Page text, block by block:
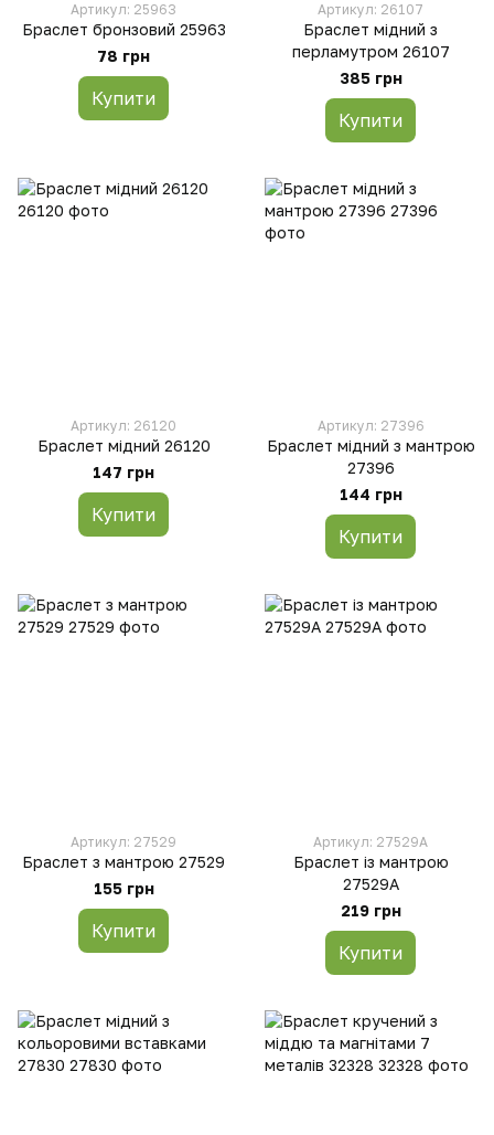
Артикул: 25963
Браслет бронзовий 25963
78 грн
Купити
Артикул: 26107
Браслет мідний з
перламутром 26107
385 грн
Купити
Артикул: 26120
Браслет мідний 26120
147 грн
Купити
Артикул: 27396
Браслет мідний з мантрою
27396
144 грн
Купити
Артикул: 27529
Браслет з мантрою 27529
155 грн
Купити
Артикул: 27529A
Браслет із мантрою
27529A
219 грн
Купити